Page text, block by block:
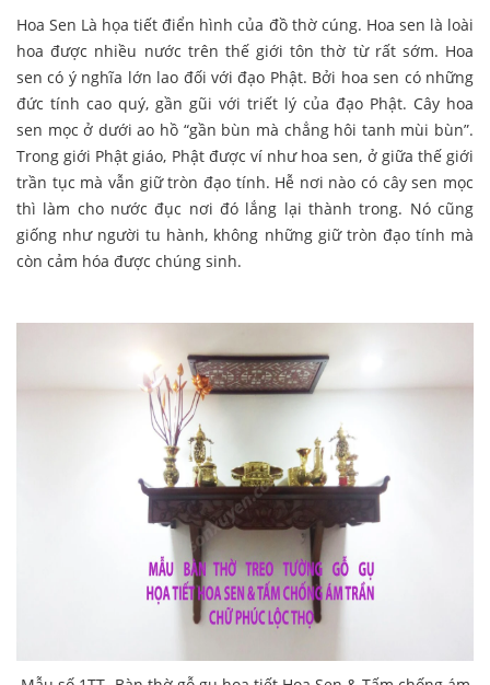
Hoa Sen Là họa tiết điển hình của đồ thờ cúng. Hoa sen là loài
hoa được nhiều nước trên thế giới tôn thờ từ rất sớm. Hoa
sen có ý nghĩa lớn lao đối với đạo Phật. Bởi hoa sen có những
đức tính cao quý, gần gũi với triết lý của đạo Phật. Cây hoa
sen mọc ở dưới ao hồ “gần bùn mà chẳng hôi tanh mùi bùn”.
Trong giới Phật giáo, Phật được ví như hoa sen, ở giữa thế giới
trần tục mà vẫn giữ tròn đạo tính. Hễ nơi nào có cây sen mọc
thì làm cho nước đục nơi đó lắng lại thành trong. Nó cũng
giống như người tu hành, không những giữ tròn đạo tính mà
còn cảm hóa được chúng sinh.